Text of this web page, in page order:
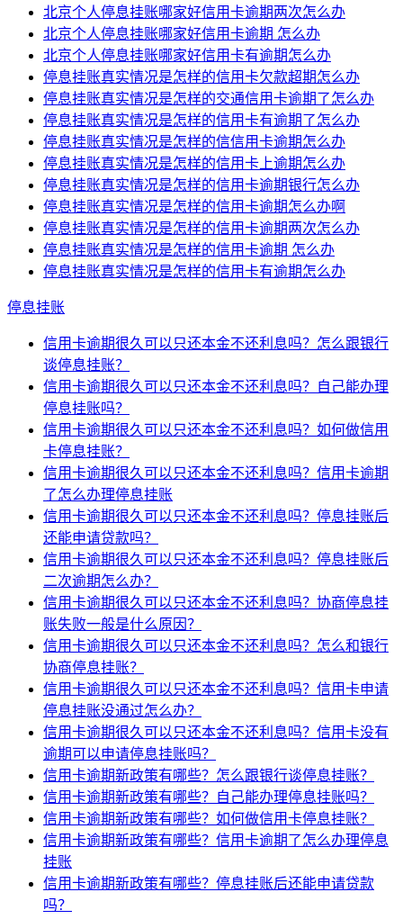
北京个人停息挂账哪家好信用卡逾期两次怎么办
北京个人停息挂账哪家好信用卡逾期 怎么办
北京个人停息挂账哪家好信用卡有逾期怎么办
停息挂账真实情况是怎样的信用卡欠款超期怎么办
停息挂账真实情况是怎样的交通信用卡逾期了怎么办
停息挂账真实情况是怎样的信用卡有逾期了怎么办
停息挂账真实情况是怎样的信信用卡逾期怎么办
停息挂账真实情况是怎样的信用卡上逾期怎么办
停息挂账真实情况是怎样的信用卡逾期银行怎么办
停息挂账真实情况是怎样的信用卡逾期怎么办啊
停息挂账真实情况是怎样的信用卡逾期两次怎么办
停息挂账真实情况是怎样的信用卡逾期 怎么办
停息挂账真实情况是怎样的信用卡有逾期怎么办
停息挂账
信用卡逾期很久可以只还本金不还利息吗？怎么跟银行
谈停息挂账？
信用卡逾期很久可以只还本金不还利息吗？自己能办理
停息挂账吗？
信用卡逾期很久可以只还本金不还利息吗？如何做信用
卡停息挂账？
信用卡逾期很久可以只还本金不还利息吗？信用卡逾期
了怎么办理停息挂账
信用卡逾期很久可以只还本金不还利息吗？停息挂账后
还能申请贷款吗？
信用卡逾期很久可以只还本金不还利息吗？停息挂账后
二次逾期怎么办？
信用卡逾期很久可以只还本金不还利息吗？协商停息挂
账失败一般是什么原因？
信用卡逾期很久可以只还本金不还利息吗？怎么和银行
协商停息挂账？
信用卡逾期很久可以只还本金不还利息吗？信用卡申请
停息挂账没通过怎么办？
信用卡逾期很久可以只还本金不还利息吗？信用卡没有
逾期可以申请停息挂账吗？
信用卡逾期新政策有哪些？怎么跟银行谈停息挂账？
信用卡逾期新政策有哪些？自己能办理停息挂账吗？
信用卡逾期新政策有哪些？如何做信用卡停息挂账？
信用卡逾期新政策有哪些？信用卡逾期了怎么办理停息
挂账
信用卡逾期新政策有哪些？停息挂账后还能申请贷款
吗？